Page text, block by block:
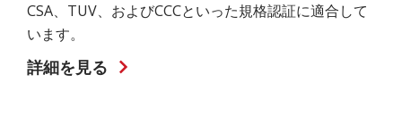
CSA、TUV、およびCCCといった規格認証に適合して
います。
詳細を見る